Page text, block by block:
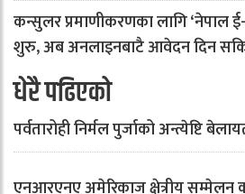
कन्सुलर प्रमाणीकरणका लागि ‘नेपाल ई-
शुरु, अब अनलाइनबाटै आवेदन दिन
धेरै पढिएको
पर्वतारोही निर्मल पुर्जाको अन्त्येष्टि
एनआरएनए अमेरिकाज क्षेत्रीय सम्मेलन